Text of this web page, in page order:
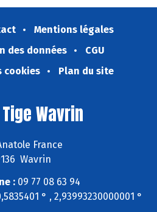
Mentions légales
des données
CGU
cookies
Plan du site
Wavrin
France
Wavrin
: 09 77 08 63 94
° , 2,93993230000001 °